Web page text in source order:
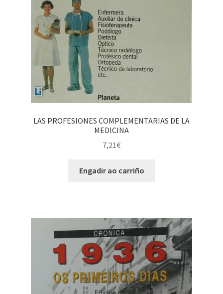
LAS PROFESIONES COMPLEMENTARIAS DE LA
MEDICINA
7,21€
Engadir ao carriño